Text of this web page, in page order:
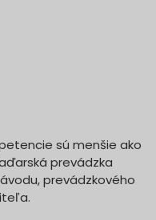
sú menšie ako
prevádzka
prevádzkového